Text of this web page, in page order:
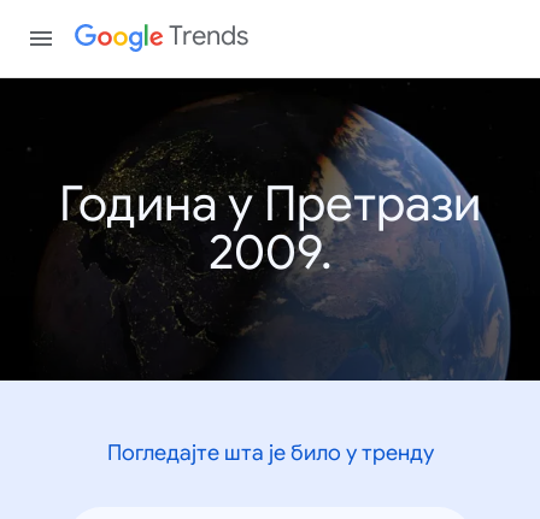
Trends
Година у Претрази
2009.
Погледајте шта је било у тренду